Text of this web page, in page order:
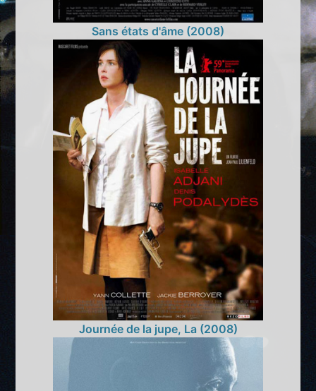
Sans états d'âme (2008)
Journée de la jupe, La (2008)